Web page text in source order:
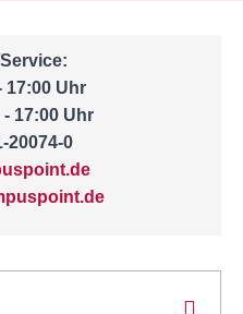
17:00 Uhr
- 17:00 Uhr
20074-0